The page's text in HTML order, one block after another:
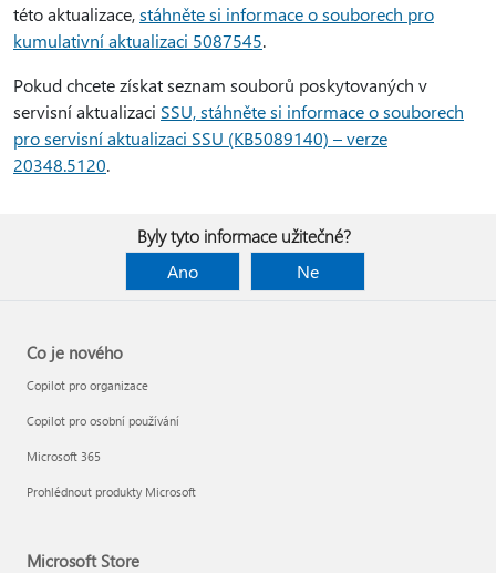
této aktualizace,stáhněte si informace o souborech pro
kumulativní aktualizaci 5087545.
Pokud chcete získat seznam souborů poskytovaných v
servisní aktualizaci SSU, stáhněte si informace o souborech
pro servisní aktualizaci SSU (KB5089140) – verze
20348.5120.
Byly tyto informace užitečné?
Ano
Ne
Co je nového
Copilot pro organizace
Copilot pro osobní používání
Microsoft 365
Prohlédnout produkty Microsoft
Microsoft Store